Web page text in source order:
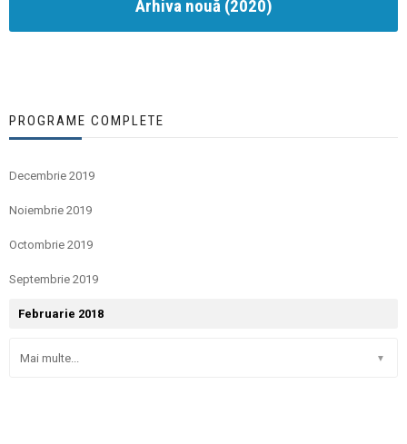
Arhiva nouă (2020)
PROGRAME COMPLETE
Decembrie 2019
Noiembrie 2019
Octombrie 2019
Septembrie 2019
Februarie 2018
Mai multe...